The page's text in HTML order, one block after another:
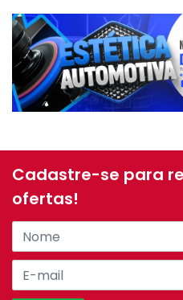
Cadastre-se para
ofertas!